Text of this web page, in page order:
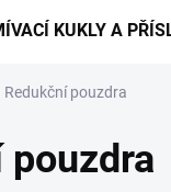
KUKLY A
Redukční pouzdra
pouzdra